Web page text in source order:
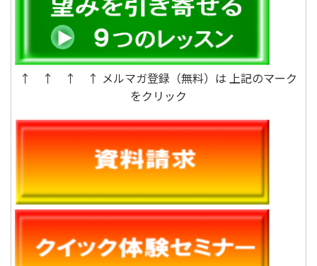
↑ ↑ ↑ ↑ メルマガ登録（無料）は 上記のマーク
をクリック